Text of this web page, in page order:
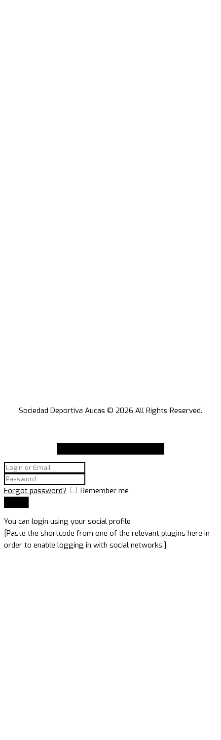
Sociedad Deportiva Aucas © 2026 All Rights Reserved.
Forgot password? Remember me
You can login using your social profile
[Paste the shortcode from one of the relevant plugins here in
order to enable logging in with social networks.]